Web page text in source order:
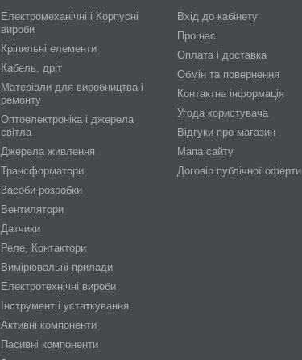
Електромеханічні і Корпусні
вироби
Кріпильні елементи
Кабель, дріт
Матеріали для виробництва і
ремонту
Оптоелектроніка і джерела
світла
Джерела живлення
Трансформатори
Засоби розробки
Вентилятори
Датчики
Реле, Контактори
Вимірювальні прилади
Електротехнічні вироби
Інструмент і устаткування
Активні компоненти
Пасивні компоненти
Вхід до кабінету
Про нас
Оплата і доставка
Обмін та повернення
Контактна інформація
Угода користувача
Відгуки про магазин
Мапа сайту
Договір публічної оферти